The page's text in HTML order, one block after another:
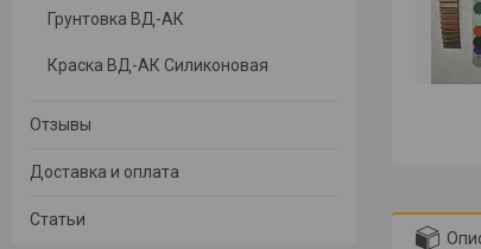
Грунтовка ВД-АК
Краска ВД-АК Силиконовая
Отзывы
Доставка и оплата
Статьи